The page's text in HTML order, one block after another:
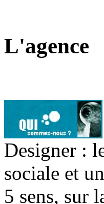
L'agence
Designer :
sociale et
5 sens, sur